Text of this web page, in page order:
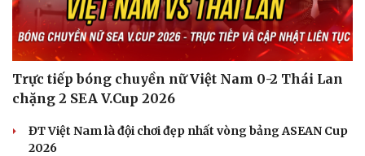
Trực tiếp bóng chuyền nữ Việt Nam 0-2 Thái Lan
chặng 2 SEA V.Cup 2026
ĐT Việt Nam là đội chơi đẹp nhất vòng bảng ASEAN Cup
2026